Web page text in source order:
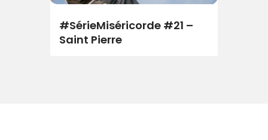
#SérieMiséricorde #21 –
Saint Pierre